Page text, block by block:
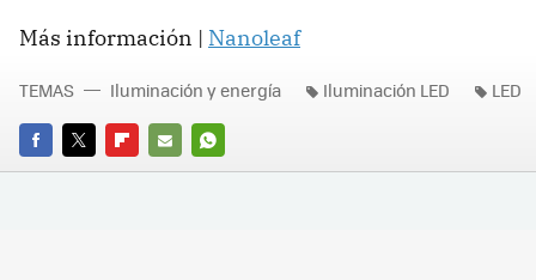
Más información | Nanoleaf
FACEBOOK
TWITTERFLIPBOARD
E-
WHATSAPP
TEMAS Iluminación y energía Iluminación LED LED